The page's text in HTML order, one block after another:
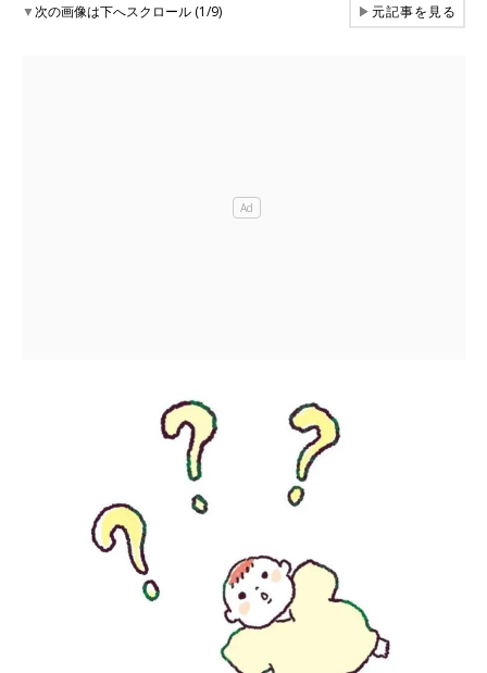
▼次の画像は下へスクロール (1/9) ▶元記事を見る